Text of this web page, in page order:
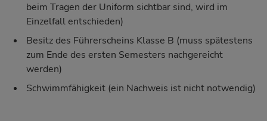
beim Tragen der Uniform sichtbar sind, wird im
Einzelfall entschieden)
Besitz des Führerscheins Klasse B (muss spätestens
zum Ende des ersten Semesters nachgereicht
werden)
Schwimmfähigkeit (ein Nachweis ist nicht notwendig)